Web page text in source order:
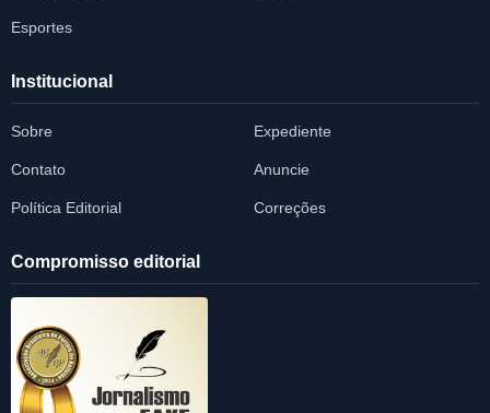
Esportes
Institucional
Sobre Expediente
Contato Anuncie
Política Editorial Correções
Compromisso editorial